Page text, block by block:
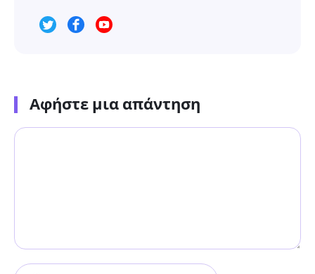
Αφήστε μια απάντηση